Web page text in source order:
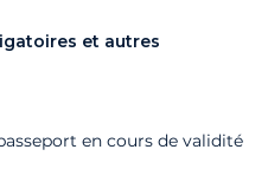
et autres
en cours de validité